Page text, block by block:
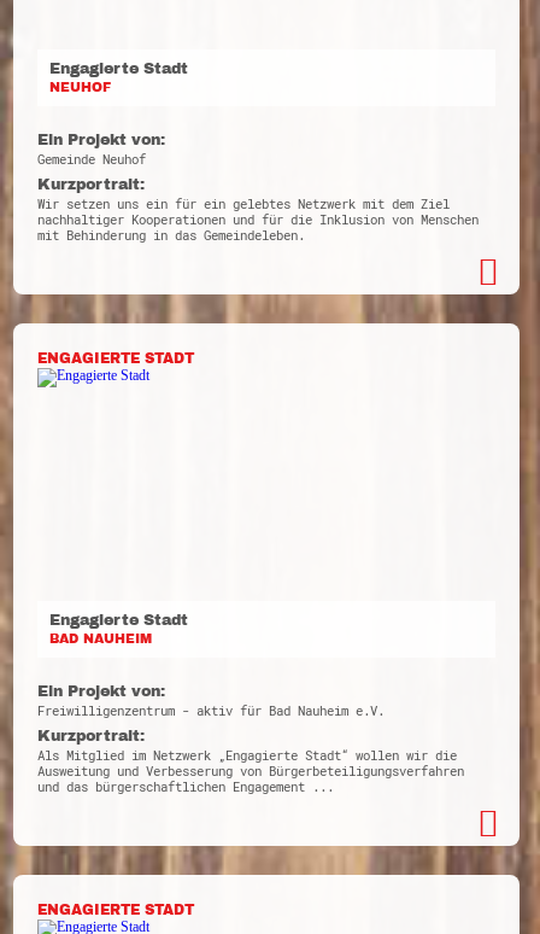
Engagierte Stadt
NEUHOF
Ein Projekt von:
Gemeinde Neuhof
Kurzportrait:
Wir setzen uns ein für ein gelebtes Netzwerk mit dem Ziel
nachhaltiger Kooperationen und für die Inklusion von Menschen
mit Behinderung in das Gemeindeleben.
ENGAGIERTE STADT
Engagierte Stadt
BAD NAUHEIM
Ein Projekt von:
Freiwilligenzentrum - aktiv für Bad Nauheim e.V.
Kurzportrait:
Als Mitglied im Netzwerk „Engagierte Stadt“ wollen wir die
Ausweitung und Verbesserung von Bürgerbeteiligungsverfahren
und das bürgerschaftlichen Engagement ...
ENGAGIERTE STADT